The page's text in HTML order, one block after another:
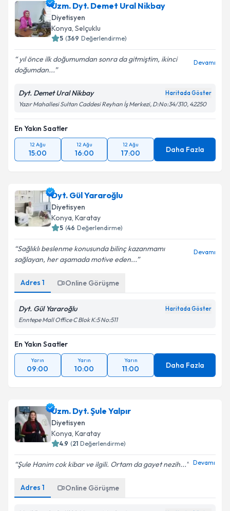
Uzm. Dyt. Demet Ural Nikbay
Diyetisyen
Konya, Selçuklu
5 (369 Değerlendirme)
yıl önce ilk doğumumdan sonra da gitmiştim, ikinci
doğumdan...
Devamı
Dyt. Demet Ural Nikbay Haritada Göster
Yazır Mahallesi Sultan Caddesi Reyhan İş Merkezi, D:No:34/310, 42250
En Yakın Saatler
12 Ağu
15:00
12 Ağu
16:00
12 Ağu
17:00 Daha Fazla
Dyt. Gül Yararoğlu
Diyetisyen
Konya, Karatay
5 (46 Değerlendirme)
Sağlıklı beslenme konusunda bilinç kazanmamı
sağlayan, her aşamada motive eden...
Devamı
Adres 1 Online Görüşme
Dyt. Gül Yararoğlu Haritada Göster
Enntepe Mall Office C Blok K:5 No:511
En Yakın Saatler
Yarın
09:00
Yarın
10:00
Yarın
11:00 Daha Fazla
Uzm. Dyt. Şule Yalpır
Diyetisyen
Konya, Karatay
4.9 (21 Değerlendirme)
Şule Hanim cok kibar ve ilgili. Ortam da gayet nezih... Devamı
Adres 1 Online Görüşme